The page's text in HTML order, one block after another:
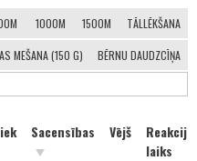
1000M 1500M TĀLLĒKŠANA
MEŠANA (150 G) BĒRNU DAUDZCĪŅA
Sacensības Vējš
laiks